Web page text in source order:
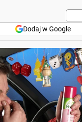
Dodaj w Google